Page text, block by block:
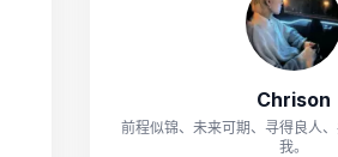
Chrison
前程似锦、未来可期、寻得良人
我。